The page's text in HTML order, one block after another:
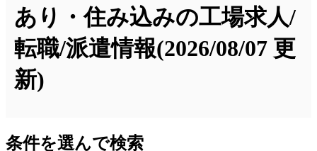
あり・住み込みの工場求人/
転職/派遣情報(2026/08/07 更
新)
条件を選んで検索